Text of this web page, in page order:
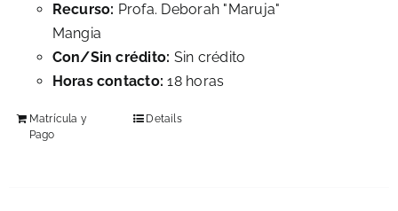
Recurso: Profa. Deborah "Maruja"
Mangia
Con/Sin crédito: Sin crédito
Horas contacto: 18 horas
Matrícula y
Pago
Details